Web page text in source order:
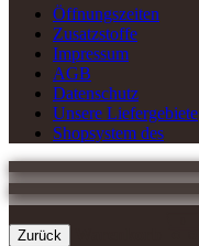
Öffnungszeiten
Zusatzstoffe
Impressum
AGB
Datenschutz
Unsere Liefergebiete
Shopsystem des
Zurück